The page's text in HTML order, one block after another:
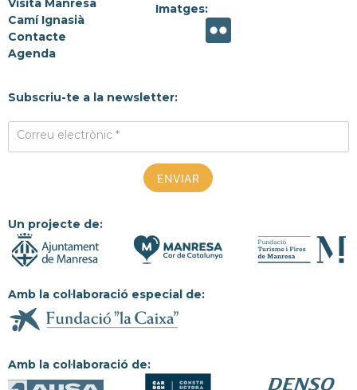
Visita Manresa
Camí Ignasià
Contacte
Agenda
Imatges:
Subscriu-te a la newsletter:
Correu electrònic *
Un projecte de:
Amb la col·laboració especial de:
Amb la col·laboració de: